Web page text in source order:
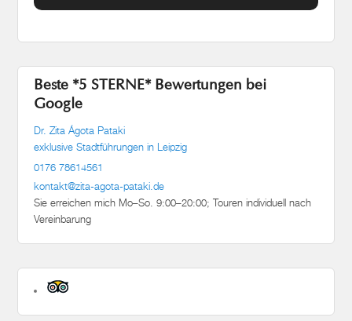
Beste *5 STERNE* Bewertungen bei
Google
Dr. Zita Ágota Pataki
exklusive Stadtführungen in Leipzig
0176 78614561
kontakt@zita-agota-pataki.de
Sie erreichen mich Mo–So. 9:00–20:00; Touren individuell nach
Vereinbarung